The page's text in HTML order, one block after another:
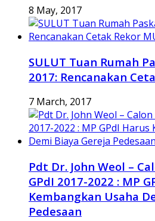
8 May, 2017
SULUT Tuan Rumah
2017: Rencanakan
7 March, 2017
Pdt Dr. John Weol –
GPdI 2017-2022 : MP
Kembangkan Usaha
Pedesaan